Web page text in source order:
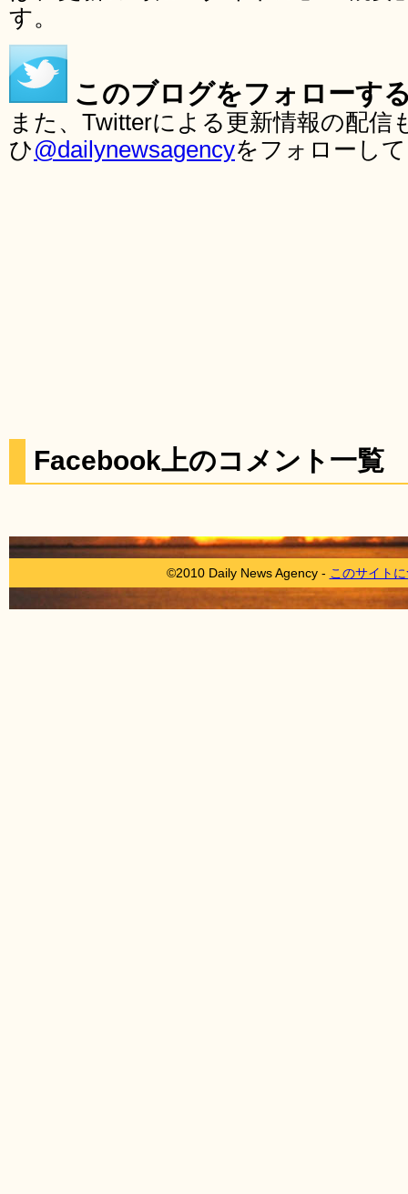
す。
このブログをフォローす
また、Twitterによる更新情報の配
ひ@dailynewsagencyをフォローし
Facebook上のコメント一覧
©2010 Daily News Agency - このサイト